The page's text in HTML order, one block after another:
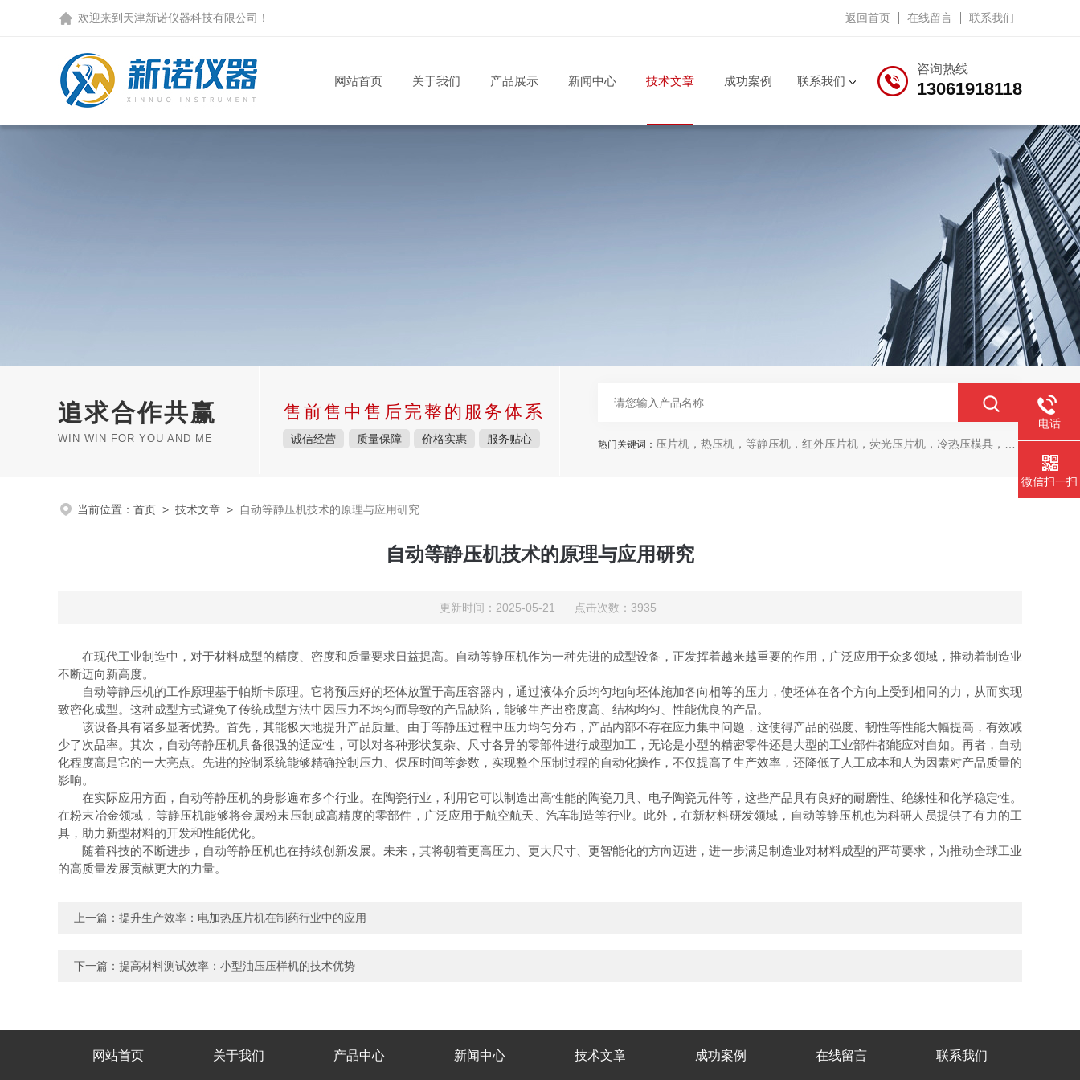
欢迎来到天津新诺仪器科技有限公司！ 返回首页 在线留言 联系我们
咨询热线
13061918118
网站首页 关于我们 产品展示 新闻中心 技术文章 成功案例 联系我们
追求合作共赢
WIN WIN FOR YOU AND ME
售前售中售后完整的服务体系
诚信经营 质量保障 价格实惠 服务贴心 热门关键词： 压片机，热压机，等静压机，红外压片机，荧光压片机，冷热压模具，马弗炉，干燥箱
当前位置： 首页 > 技术文章 > 自动等静压机技术的原理与应用研究
自动等静压机技术的原理与应用研究
更新时间：2025-05-21 点击次数：3935
在现代工业制造中，对于材料成型的精度、密度和质量要求日益提高。自动等静压机作为一种先进的成型设备，正发挥着越来越重要的作用，广泛应用于众多领域，推动着制造业
不断迈向新高度。
自动等静压机的工作原理基于帕斯卡原理。它将预压好的坯体放置于高压容器内，通过液体介质均匀地向坯体施加各向相等的压力，使坯体在各个方向上受到相同的力，从而实现
致密化成型。这种成型方式避免了传统成型方法中因压力不均匀而导致的产品缺陷，能够生产出密度高、结构均匀、性能优良的产品。
该设备具有诸多显著优势。首先，其能极大地提升产品质量。由于等静压过程中压力均匀分布，产品内部不存在应力集中问题，这使得产品的强度、韧性等性能大幅提高，有效减
少了次品率。其次，自动等静压机具备很强的适应性，可以对各种形状复杂、尺寸各异的零部件进行成型加工，无论是小型的精密零件还是大型的工业部件都能应对自如。再者，自动
化程度高是它的一大亮点。先进的控制系统能够精确控制压力、保压时间等参数，实现整个压制过程的自动化操作，不仅提高了生产效率，还降低了人工成本和人为因素对产品质量的
影响。
在实际应用方面，自动等静压机的身影遍布多个行业。在陶瓷行业，利用它可以制造出高性能的陶瓷刀具、电子陶瓷元件等，这些产品具有良好的耐磨性、绝缘性和化学稳定性。
在粉末冶金领域，等静压机能够将金属粉末压制成高精度的零部件，广泛应用于航空航天、汽车制造等行业。此外，在新材料研发领域，自动等静压机也为科研人员提供了有力的工
具，助力新型材料的开发和性能优化。
随着科技的不断进步，自动等静压机也在持续创新发展。未来，其将朝着更高压力、更大尺寸、更智能化的方向迈进，进一步满足制造业对材料成型的严苛要求，为推动全球工业
的高质量发展贡献更大的力量。
上一篇： 提升生产效率：电加热压片机在制药行业中的应用
下一篇： 提高材料测试效率：小型油压压样机的技术优势
网站首页 关于我们 产品中心 新闻中心 技术文章 成功案例 在线留言 联系我们
电话
微信扫一扫